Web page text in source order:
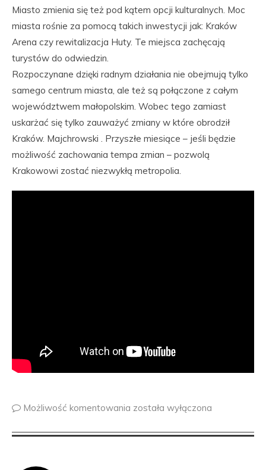
Miasto zmienia się też pod kątem opcji kulturalnych. Moc
miasta rośnie za pomocą takich inwestycji jak: Kraków
Arena czy rewitalizacja Huty. Te miejsca zachęcają
turystów do odwiedzin.
Rozpoczynane dzięki radnym działania nie obejmują tylko
samego centrum miasta, ale też są połączone z całym
województwem małopolskim. Wobec tego zamiast
uskarżać się tylko zauważyć zmiany w które obrodził
Kraków. Majchrowski . Przyszłe miesiące – jeśli będzie
możliwość zachowania tempa zmian – pozwolą
Krakowowi zostać niezwykłą metropolia.
Możliwość komentowania została wyłączona